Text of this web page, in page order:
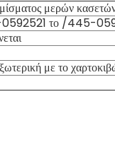
μερών
το /445-
με το